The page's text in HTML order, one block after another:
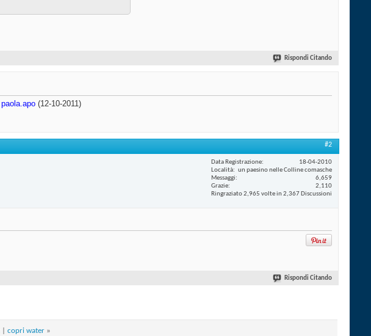
Rispondi Citando
paola.apo (12-10-2011)
#2
Data Registrazione
18-04-2010
Località
un paesino nelle Colline comasche
Messaggi
6,659
Grazie
2,110
Ringraziato 2,965 volte in 2,367 Discussioni
Rispondi Citando
copri water »